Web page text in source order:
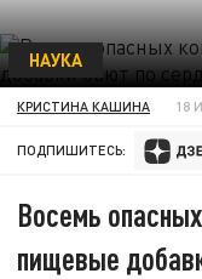
НАУКА
КРИСТИНА КАШИНА 18
ПОДПИШИТЕСЬ:
Восемь
пищевые